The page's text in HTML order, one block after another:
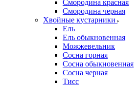
Смородина красная
Смородина черная
Хвойные кустарники
Ель
Ель обыкновенная
Можжевельник
Сосна горная
Сосна обыкновенная
Сосна черная
Тисс